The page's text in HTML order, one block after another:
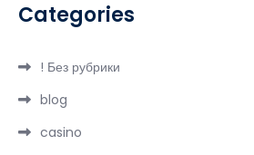
Categories
! Без рубрики
blog
casino